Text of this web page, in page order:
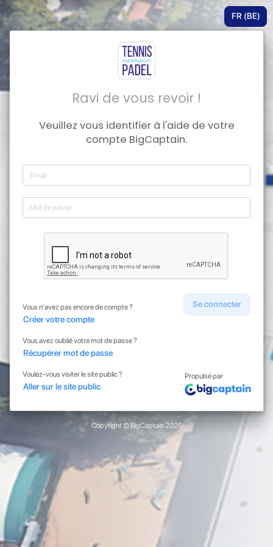
FR (BE)
Ravi de vous revoir !
Veuillez vous identifier à l'aide de votre
compte BigCaptain.
Se connecter
Vous n'avez pas encore de compte ?
Créer votre compte
Vous avez oublié votre mot de passe ?
Récupérer mot de passe
Voulez-vous visiter le site public ?
Aller sur le site public
Propulsé par
Copyright © BigCaptain 2026